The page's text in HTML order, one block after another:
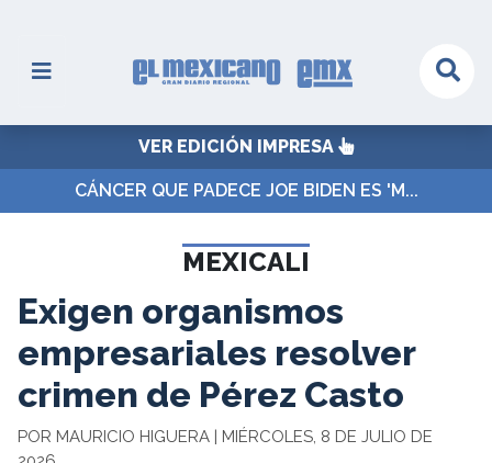
VER EDICIÓN IMPRESA
CÁNCER QUE PADECE JOE BIDEN ES 'M...
MEXICALI
Exigen organismos
empresariales resolver
crimen de Pérez Casto
POR MAURICIO HIGUERA | MIÉRCOLES, 8 DE JULIO DE